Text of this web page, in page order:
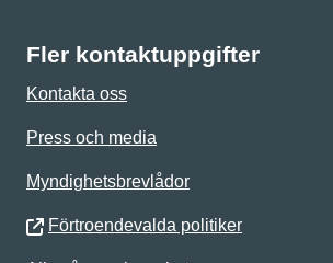
Fler kontaktuppgifter
Kontakta oss
Press och media
Myndighetsbrevlådor
Förtroendevalda politiker